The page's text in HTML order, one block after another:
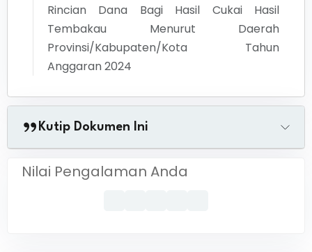
Rincian Dana Bagi Hasil Cukai Hasil
Tembakau Menurut Daerah
Provinsi/Kabupaten/Kota Tahun
Anggaran 2024
Kutip Dokumen Ini
Nilai Pengalaman Anda